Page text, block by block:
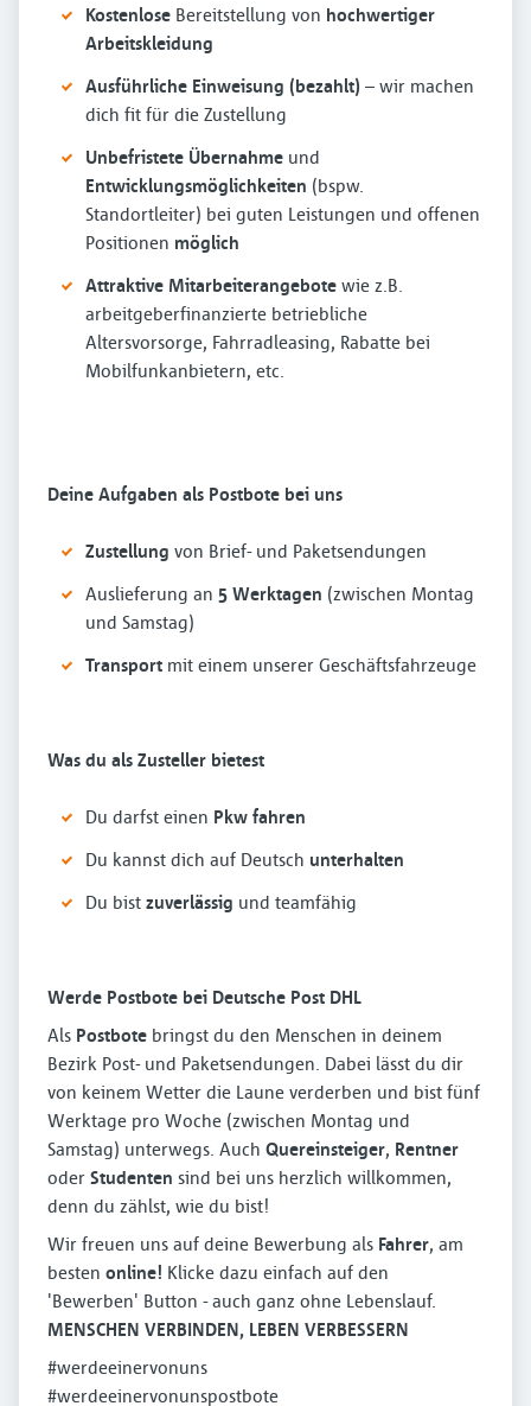
Kostenlose Bereitstellung von hochwertiger
Arbeitskleidung
Ausführliche Einweisung (bezahlt) – wir machen
dich fit für die Zustellung
Unbefristete Übernahme und
Entwicklungsmöglichkeiten (bspw.
Standortleiter) bei guten Leistungen und offenen
Positionen möglich
Attraktive Mitarbeiterangebote wie z.B.
arbeitgeberfinanzierte betriebliche
Altersvorsorge, Fahrradleasing, Rabatte bei
Mobilfunkanbietern, etc.
Deine Aufgaben als Postbote bei uns
Zustellung von Brief- und Paketsendungen
Auslieferung an 5 Werktagen (zwischen Montag
und Samstag)
Transport mit einem unserer Geschäftsfahrzeuge
Was du als Zusteller bietest
Du darfst einen Pkw fahren
Du kannst dich auf Deutsch unterhalten
Du bist zuverlässig und teamfähig
Werde Postbote bei Deutsche Post DHL
Als Postbote bringst du den Menschen in deinem
Bezirk Post- und Paketsendungen. Dabei lässt du dir
von keinem Wetter die Laune verderben und bist fünf
Werktage pro Woche (zwischen Montag und
Samstag) unterwegs. Auch Quereinsteiger, Rentner
oder Studenten sind bei uns herzlich willkommen,
denn du zählst, wie du bist!
Wir freuen uns auf deine Bewerbung als Fahrer, am
besten online! Klicke dazu einfach auf den
'Bewerben' Button - auch ganz ohne Lebenslauf.
MENSCHEN VERBINDEN, LEBEN VERBESSERN
#werdeeinervonuns
#werdeeinervonunspostbote